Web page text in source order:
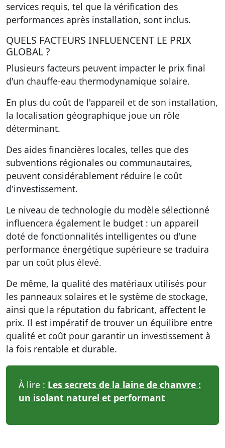
services requis, tel que la vérification des
performances après installation, sont inclus.
QUELS FACTEURS INFLUENCENT LE PRIX
GLOBAL ?
Plusieurs facteurs peuvent impacter le prix final
d'un chauffe-eau thermodynamique solaire.
En plus du coût de l'appareil et de son installation,
la localisation géographique joue un rôle
déterminant.
Des aides financières locales, telles que des
subventions régionales ou communautaires,
peuvent considérablement réduire le coût
d'investissement.
Le niveau de technologie du modèle sélectionné
influencera également le budget : un appareil
doté de fonctionnalités intelligentes ou d'une
performance énergétique supérieure se traduira
par un coût plus élevé.
De même, la qualité des matériaux utilisés pour
les panneaux solaires et le système de stockage,
ainsi que la réputation du fabricant, affectent le
prix. Il est impératif de trouver un équilibre entre
qualité et coût pour garantir un investissement à
la fois rentable et durable.
À lire : Les secrets de la laine de chanvre :
un isolant naturel et performant